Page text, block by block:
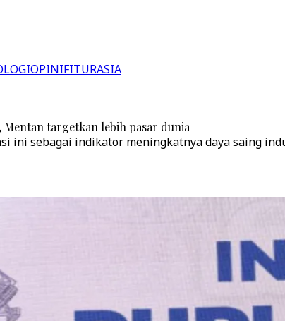
OPINIFITURASIA
targetkan lebih pasar dunia
ini sebagai indikator meningkatnya daya saing